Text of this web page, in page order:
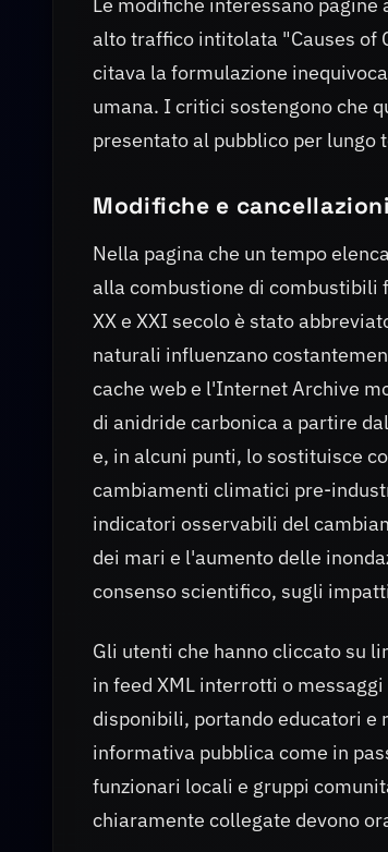
Le modifiche interessano
alto traffico intitolata "Causes of
citava la formulazione
umana. I critici sostengono che
presentato al pubblico per lungo
Modifiche e
Nella pagina che un tempo
alla combustione di combustibili
XX e XXI secolo è stato
naturali influenzano
cache web e l'Internet Archive
di anidride carbonica a partire
e, in alcuni punti, lo sostituisce
cambiamenti climatici pre-
indicatori osservabili del
dei mari e l'aumento delle
consenso scientifico, sugli
Gli utenti che hanno cliccato su
in feed XML interrotti o
disponibili, portando educatori e
informativa pubblica come in
funzionari locali e gruppi
chiaramente collegate devono